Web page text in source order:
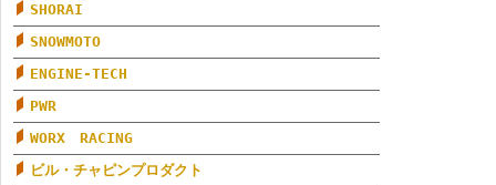
SHORAI
SNOWMOTO
ENGINE-TECH
PWR
WORX RACING
ビル・チャピンプロダクト